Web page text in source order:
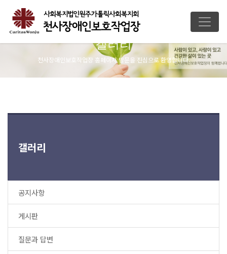
갤러리
천사장애인보호작업장 홈페이지 방문을 진심으로 환영합니다.
갤러리
공지사항
게시판
질문과 답변